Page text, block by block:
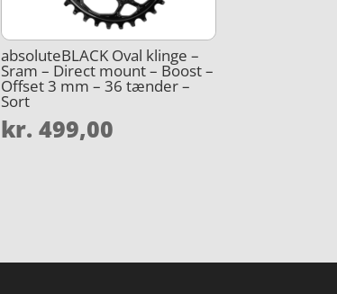
absoluteBLACK Oval klinge –
Sram – Direct mount – Boost –
Offset 3 mm – 36 tænder –
Sort
kr. 499,00